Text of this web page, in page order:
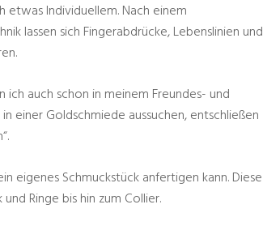
etwas Individuellem. Nach einem
lassen sich Fingerabdrücke, Lebenslinien und
auch schon in meinem Freundes- und
einer Goldschmiede aussuchen, entschließen
eigenes Schmuckstück anfertigen kann. Diese
Ringe bis hin zum Collier.